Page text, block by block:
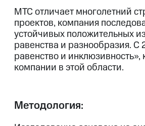
МТС отличает многолетний
проектов, компания
устойчивых положительных
равенства и разнообразия.
равенство и
компании в этой области.
Методология: